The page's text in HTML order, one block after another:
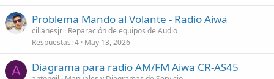
Problema Mando al Volante - Radio Aiwa
cillanesjr Reparación de equipos de Audio
Respuestas 4 May 13, 2026
A Diagrama para radio AM/FM Aiwa CR-AS45